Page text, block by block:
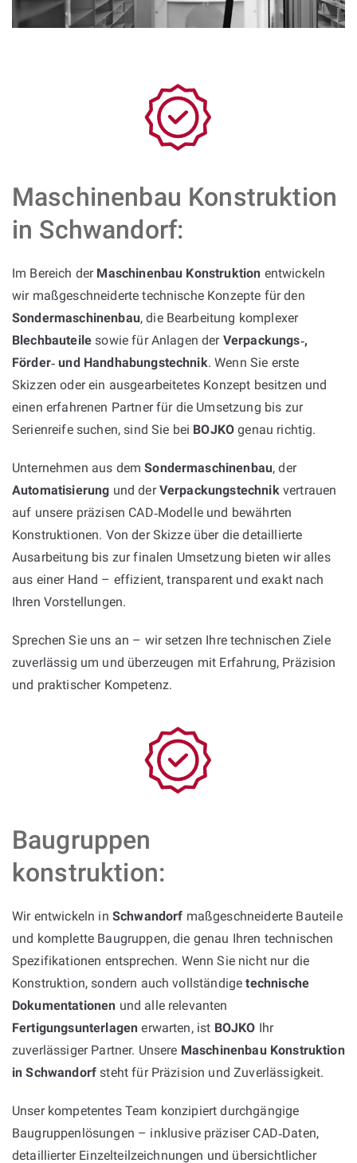
Maschinenbau Konstruktion
in Schwandorf:
Im Bereich der Maschinenbau Konstruktion entwickeln
wir maßgeschneiderte technische Konzepte für den
Sondermaschinenbau, die Bearbeitung komplexer
Blechbauteile sowie für Anlagen der Verpackungs‑,
Förder‑ und Handhabungstechnik. Wenn Sie erste
Skizzen oder ein ausgearbeitetes Konzept besitzen und
einen erfahrenen Partner für die Umsetzung bis zur
Serienreife suchen, sind Sie bei BOJKO genau richtig.
Unternehmen aus demSondermaschinenbau, der
Automatisierung und derVerpackungstechnikvertrauen
auf unsere präzisen CAD‑Modelle und bewährten
Konstruktionen. Von der Skizze über die detaillierte
Ausarbeitung bis zur finalen Umsetzung bieten wir alles
aus einer Hand – effizient, transparent und exakt nach
Ihren Vorstellungen.
Sprechen Sie uns an – wir setzen Ihre technischen Ziele
zuverlässig um und überzeugen mit Erfahrung, Präzision
und praktischer Kompetenz.
Baugruppen
konstruktion:
Wir entwickeln in Schwandorf maßgeschneiderte Bauteile
und komplette Baugruppen, die genau Ihren technischen
Spezifikationen entsprechen. Wenn Sie nicht nur die
Konstruktion, sondern auch vollständigetechnische
Dokumentationen und alle relevanten
Fertigungsunterlagen erwarten, ist BOJKO Ihr
zuverlässiger Partner. Unsere Maschinenbau Konstruktion
in Schwandorf steht für Präzision und Zuverlässigkeit.
Unser kompetentes Team konzipiert durchgängige
Baugruppenlösungen – inklusive präziser CAD‑Daten,
detaillierter Einzelteilzeichnungen und übersichtlicher